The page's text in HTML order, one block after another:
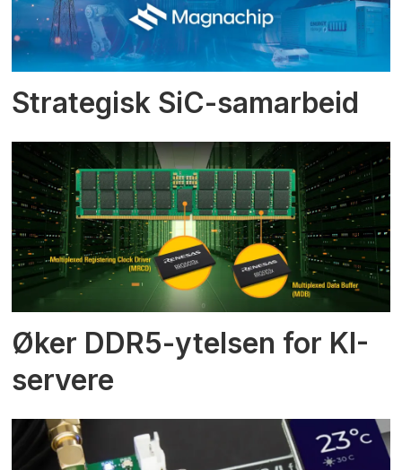
Strategisk SiC-samarbeid
Øker DDR5-ytelsen for KI-
servere